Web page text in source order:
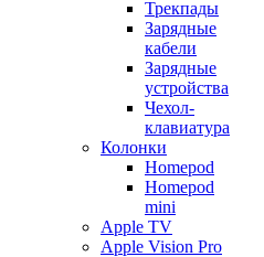
Трекпады
Зарядные
кабели
Зарядные
устройства
Чехол-
клавиатура
Колонки
Homepod
Homepod
mini
Apple TV
Apple Vision Pro